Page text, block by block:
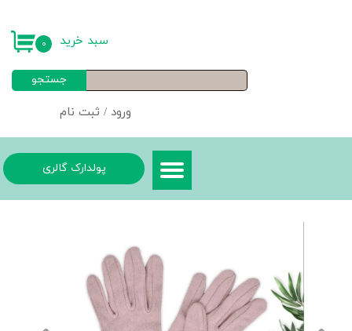
ورود / ثبت نام
خروج از حساب کاربری
جستجو
۰ سبد خرید
پولدارک گالری